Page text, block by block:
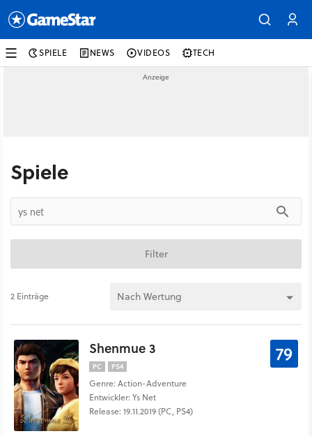
SPIELE NEWS VIDEOS TECH
Spiele
Filter
2 Einträge
Shenmue 3
PC PS4
Genre: Action-Adventure
Entwickler: Ys Net
Release: 19.11.2019 (PC, PS4)
79